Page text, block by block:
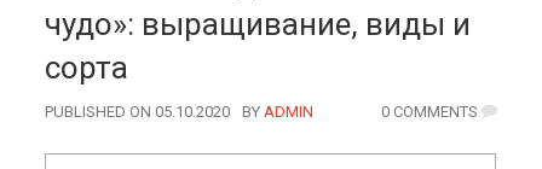
чудо»: выращивание, виды и
сорта
PUBLISHED ON 05.10.2020 BY AUTHOR
ADMIN 0 COMMENTS